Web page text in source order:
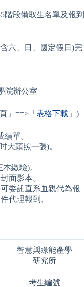
階段備取生名單及報到
六、日、國定假日)完
院辦公室
」==>「 表格下載 」)
績單。
大頭照一張)。
繳驗)。
面影本。
委託直系血親代為報
代理報到。
智慧與綠能產學
研究所
考生編號